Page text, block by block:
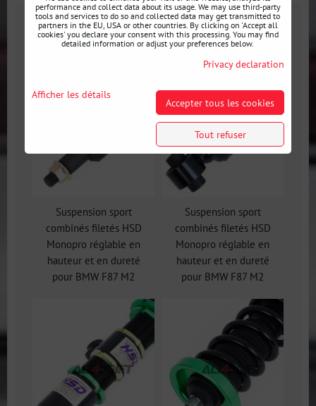
Galerie
Suspension sport
combinés filetés HSD
Monopro réglable en
hauteur et en dureté
pour BMW F87 M2
Suspension sport
combinés filetés HSD
Monopro réglable en
hauteur et en dureté
pour BMW F87 M2
performance and collect data about its usage. We may use third-party
tools and services to do so and collected data may get transmitted to
partners in the EU, USA or other countries. By clicking on 'Accept all
cookies' you declare your consent with this processing. You may find
detailed information or adjust your preferences below.
Privacy declaration
Afficher les détails
Accepter tous les cookies
Tout refuser